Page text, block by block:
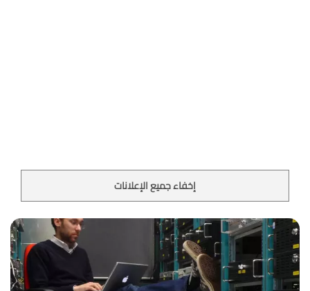
إخفاء جميع الإعلانات